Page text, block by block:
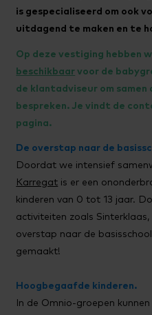
is gespecialiseerd om ook
uitdagend te maken en te
Op deze vestiging hebben
beschikbaar voor de
de klantadviseur om samen
bespreken. Je vindt de
pagina.
De overstap naar de
Doordat we intensief
Karregat is er een
kinderen van 0 tot 13 jaar.
activiteiten zoals
overstap naar de
gemaakt!
Hoogbegaafde kinderen.
In de Omnio-groepen